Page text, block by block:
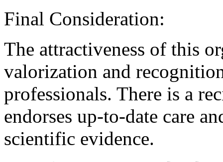
Final Consideration:
The attractiveness of this
valorization and
professionals. There is a
endorses up-to-date care
scientific evidence.